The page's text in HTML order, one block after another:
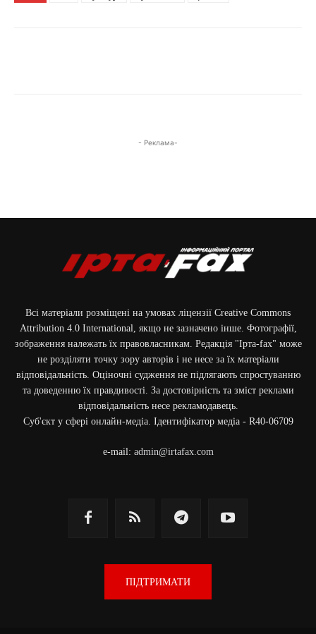
- Реклама-
Всі матеріали розміщені на умовах ліцензії Creative Commons
Attribution 4.0 International, якщо не зазначено інше. Фотографії,
зображення належать їх правовласникам. Редакція "Ірта-fax" може
не розділяти точку зору авторів і не несе за їх матеріали
відповідальність. Оціночні судження не підлягають спростуванню
та доведенню їх правдивості. За достовірність та зміст реклами
відповідальність несе рекламодавець.
Cуб'єкт у сфері онлайн-медіа. Ідентифікатор медіа - R40-06709
e-mail: admin@irtafax.com
ПІДТРИМАТИ